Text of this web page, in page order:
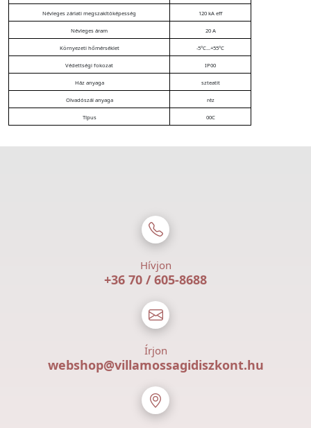
Névleges zárlati megszakítóképesség 120 kA eff
Névleges áram 20 A
Környezeti hőmérséklet -5°C...+55°C
Védettségi fokozat IP00
Ház anyaga szteatit
Olvadószál anyaga réz
Típus 00C
Hívjon
+36 70 / 605-8688
Írjon
webshop@villamossagidiszkont.hu